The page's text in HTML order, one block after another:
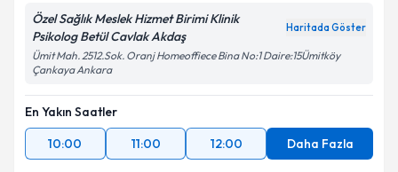
Özel Sağlık Meslek Hizmet Birimi Klinik
Psikolog Betül Cavlak Akdaş
Haritada Göster
Ümit Mah. 2512.Sok. Oranj Homeoffiece Bina No:1 Daire:15Ümitköy
Çankaya Ankara
En Yakın Saatler
10:00
11:00 12:00 Daha Fazla